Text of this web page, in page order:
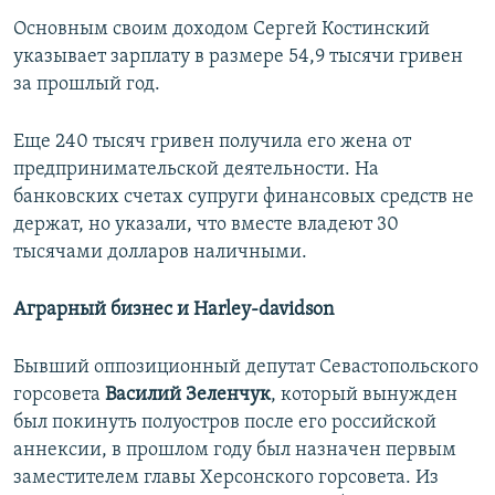
Основным своим доходом Сергей Костинский
указывает зарплату в размере 54,9 тысячи гривен
за прошлый год.
Еще 240 тысяч гривен получила его жена от
предпринимательской деятельности. На
банковских счетах супруги финансовых средств не
держат, но указали, что вместе владеют 30
тысячами долларов наличными.
Аграрный бизнес и Harley-davidson
Бывший оппозиционный депутат Севастопольского
горсовета Василий Зеленчук, который вынужден
был покинуть полуостров после его российской
аннексии, в прошлом году был назначен первым
заместителем главы Херсонского горсовета. Из